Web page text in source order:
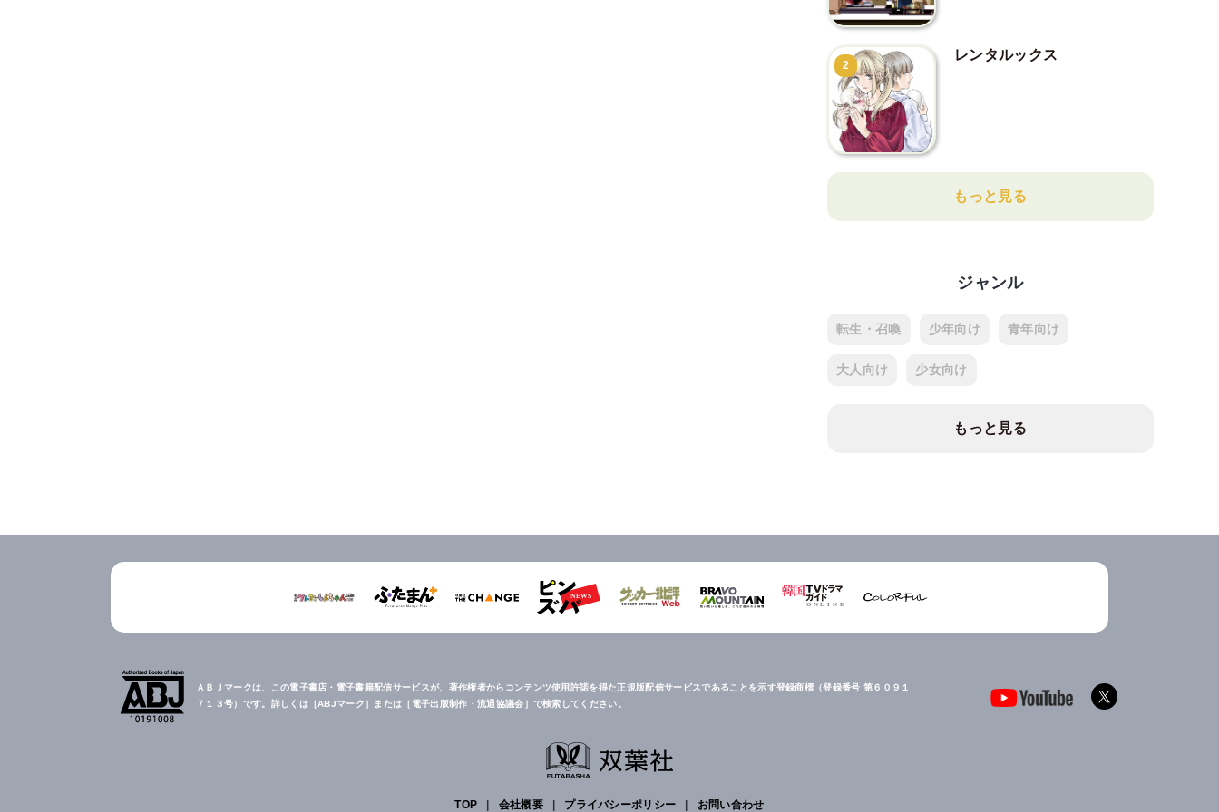
2
レンタルックス
もっと見る
ジャンル
転生・召喚 少年向け 青年向け
大人向け 少女向け
もっと見る
ＡＢＪマークは、この電子書店・電子書籍配信サービスが、著作権者からコンテンツ使用許諾を得た正規版配信サービスであることを示す登録商標（登録番号 第６０９１
７１３号）です。詳しくは［ABJマーク］または［電子出版制作・流通協議会］で検索してください。
TOP 会社概要 プライバシーポリシー お問い合わせ